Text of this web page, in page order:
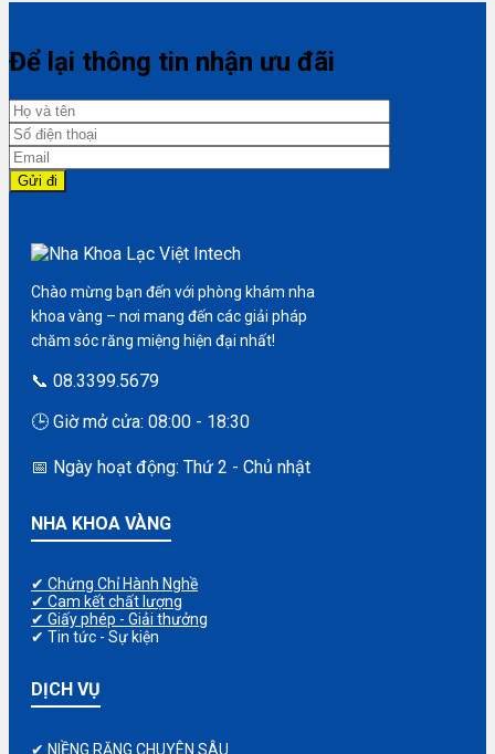
Để lại thông tin nhận ưu đãi
Chào mừng bạn đến với phòng khám nha
khoa vàng – nơi mang đến các giải pháp
chăm sóc răng miệng hiện đại nhất!
📞 08.3399.5679
🕒 Giờ mở cửa: 08:00 - 18:30
📅 Ngày hoạt động: Thứ 2 - Chủ nhật
NHA KHOA VÀNG
✔ Chứng Chỉ Hành Nghề
✔ Cam kết chất lượng
✔ Giấy phép - Giải thưởng
✔ Tin tức - Sự kiện
DỊCH VỤ
✔ NIỀNG RĂNG CHUYÊN SÂU